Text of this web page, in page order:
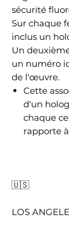
sécurité
Sur chaque
inclus un
Un
un numéro
de l'œuvre.
Cette
d'un
chaque
rapporte
🇺🇸
LOS